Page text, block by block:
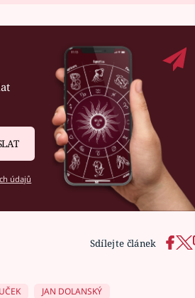
údajů
Sdílejte článek
JAN DOLANSKÝ